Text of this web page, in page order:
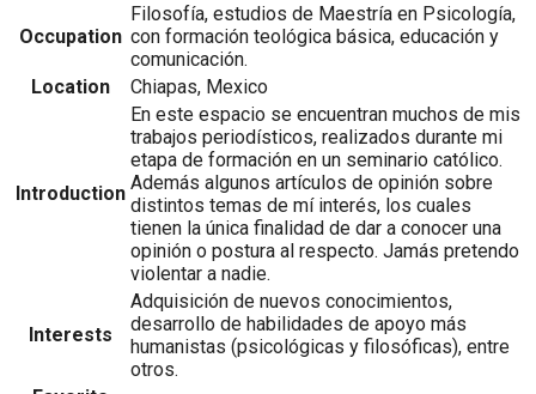
Occupation
Filosofía, estudios de Maestría en Psicología,
con formación teológica básica, educación y
comunicación.
Location
Chiapas, Mexico
Introduction
En este espacio se encuentran muchos de mis
trabajos periodísticos, realizados durante mi
etapa de formación en un seminario católico.
Además algunos artículos de opinión sobre
distintos temas de mí interés, los cuales
tienen la única finalidad de dar a conocer una
opinión o postura al respecto. Jamás pretendo
violentar a nadie.
Interests
Adquisición de nuevos conocimientos,
desarrollo de habilidades de apoyo más
humanistas (psicológicas y filosóficas), entre
otros.